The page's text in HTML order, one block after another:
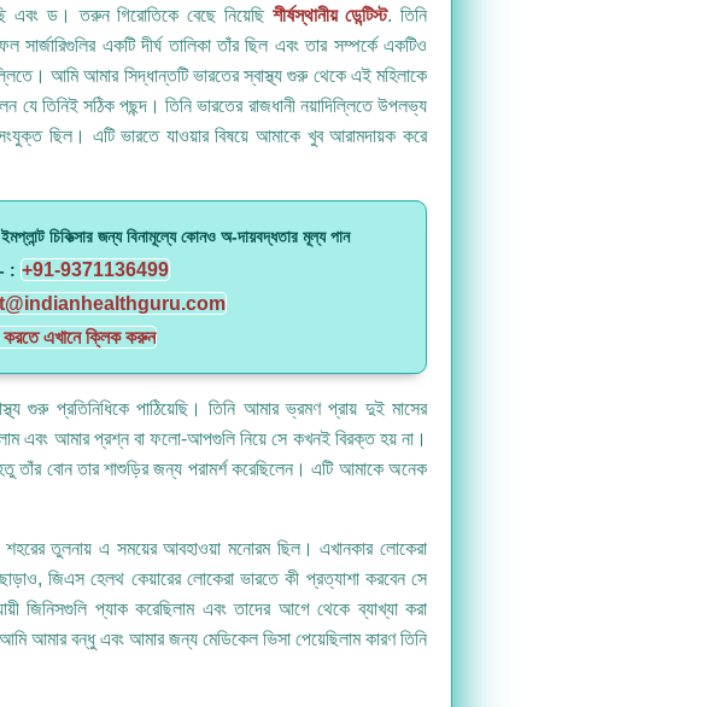
এবং ড। তরুন গিরোতিকে বেছে নিয়েছি শীর্ষস্থানীয় ডেন্টিস্ট. তিনি
একটি দীর্ঘ তালিকা তাঁর ছিল এবং তার সম্পর্কে একটিও
আমি আমার সিদ্ধান্তটি ভারতের স্বাস্থ্য গুরু থেকে এই মহিলাকে
যে তিনিই সঠিক পছন্দ। তিনি ভারতের রাজধানী নয়াদিল্লিতে উপলভ্য
ছিল। এটি ভারতে যাওয়ার বিষয়ে আমাকে খুব আরামদায়ক করে
চিকিত্সার জন্য বিনামূল্যে কোনও অ-দায়বদ্ধতার মূল্য পান
: +91-9371136499
করতে এখানে ক্লিক করুন
গুরু প্রতিনিধিকে পাঠিয়েছি। তিনি আমার ভ্রমণ প্রায় দুই মাসের
এবং আমার প্রশ্ন বা ফলো-আপগুলি নিয়ে সে কখনই বিরক্ত হয় না।
তাঁর বোন তার শাশুড়ির জন্য পরামর্শ করেছিলেন। এটি আমাকে অনেক
তুলনায় এ সময়ের আবহাওয়া মনোরম ছিল। এখানকার লোকেরা
জিএস হেলথ কেয়ারের লোকেরা ভারতে কী প্রত্যাশা করবেন সে
জিনিসগুলি প্যাক করেছিলাম এবং তাদের আগে থেকে ব্যাখ্যা করা
আমার বন্ধু এবং আমার জন্য মেডিকেল ভিসা পেয়েছিলাম কারণ তিনি